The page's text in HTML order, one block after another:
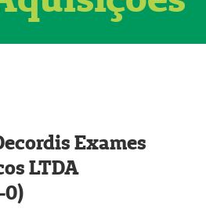
Exames
LTDA
0)